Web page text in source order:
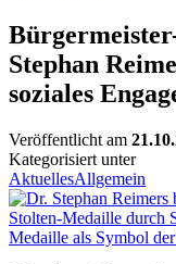
Stephan
soziales
Veröffentlicht am
Kategorisiert unter
AktuellesAllgemein